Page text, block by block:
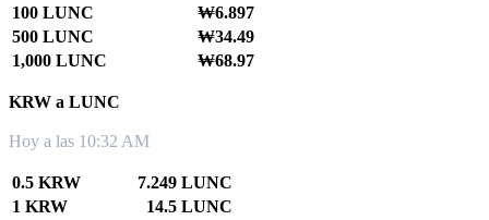
100 LUNC
₩6.897
500 LUNC
₩34.49
1,000 LUNC
₩68.97
KRW a LUNC
Hoy a las 10:32 AM
0.5 KRW
7.249 LUNC
1 KRW
14.5 LUNC